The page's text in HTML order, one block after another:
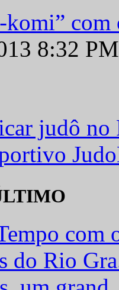
komi” com
8:32
judô
com
do Rio